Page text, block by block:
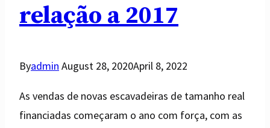
relação a 2017
Byadmin August 28, 2020April 8, 2022
As vendas de novas escavadeiras de tamanho real
financiadas começaram o ano com força, com as